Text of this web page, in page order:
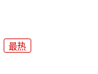
最热